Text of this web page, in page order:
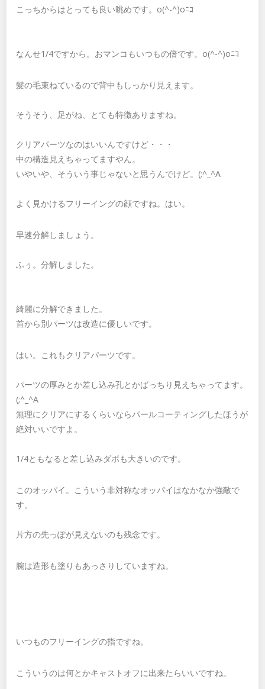
こっちからはとっても良い眺めです。o(^-^)oﾆｺ
なんせ1/4ですから。おマンコもいつもの倍です。o(^-^)oﾆｺ
髪の毛束ねているので背中もしっかり見えます。
そうそう、足がね、とても特徴ありますね。
クリアパーツなのはいいんですけど・・・
中の構造見えちゃってますやん。
いやいや、そういう事じゃないと思うんでけど。(;^_^A
よく見かけるフリーイングの顔ですね。はい。
早速分解しましょう。
ふぅ。分解しました。
綺麗に分解できました。
首から別パーツは改造に優しいです。
はい。これもクリアパーツです。
パーツの厚みとか差し込み孔とかばっちり見えちゃってます。
(;^_^A
無理にクリアにするくらいならパールコーティングしたほうが
絶対いいですよ。
1/4ともなると差し込みダボも大きいのです。
このオッパイ。こういう非対称なオッパイはなかなか強敵で
す。
片方の先っぽが見えないのも残念です。
腕は造形も塗りもあっさりしていますね。
いつものフリーイングの指ですね。
こういうのは何とかキャストオフに出来たらいいですね。